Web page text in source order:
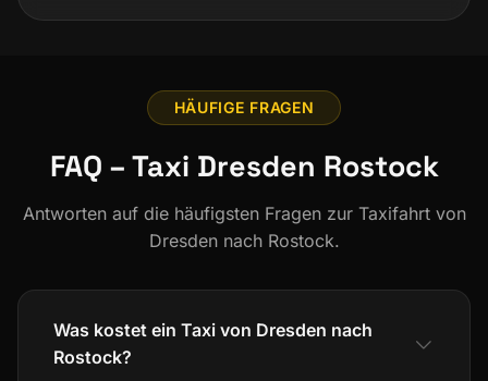
HÄUFIGE FRAGEN
FAQ – Taxi Dresden Rostock
Antworten auf die häufigsten Fragen zur Taxifahrt von
Dresden nach Rostock.
Was kostet ein Taxi von Dresden nach
Rostock?